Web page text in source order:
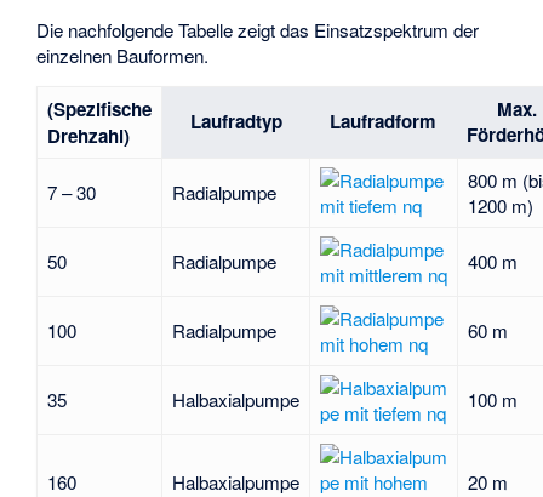
Die nachfolgende Tabelle zeigt das Einsatzspektrum der
einzelnen Bauformen.
(Spezifische
Drehzahl)
Laufradtyp Laufradform
Max.
7 – 30 Radialpumpe
800 m
1200 m)
50 Radialpumpe 400 m
100 Radialpumpe 60 m
35 Halbaxialpumpe 100 m
160 Halbaxialpumpe 20 m